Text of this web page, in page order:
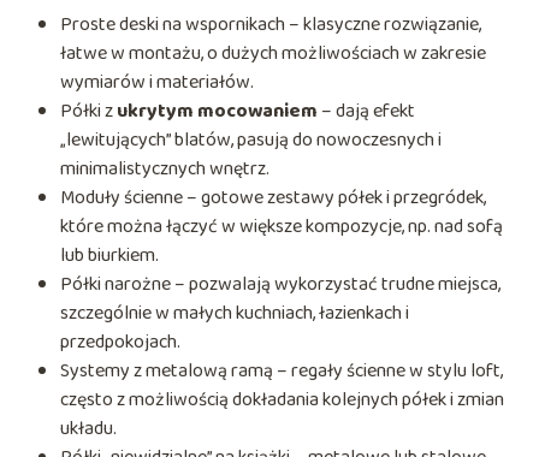
Proste deski na wspornikach – klasyczne rozwiązanie,
łatwe w montażu, o dużych możliwościach w zakresie
wymiarów i materiałów.
Półki zukrytym mocowaniem – dają efekt
„lewitujących” blatów, pasują do nowoczesnych i
minimalistycznych wnętrz.
Moduły ścienne – gotowe zestawy półek i przegródek,
które można łączyć w większe kompozycje, np. nad sofą
lub biurkiem.
Półki narożne – pozwalają wykorzystać trudne miejsca,
szczególnie w małych kuchniach, łazienkach i
przedpokojach.
Systemy z metalową ramą – regały ścienne w stylu loft,
często z możliwością dokładania kolejnych półek i zmian
układu.